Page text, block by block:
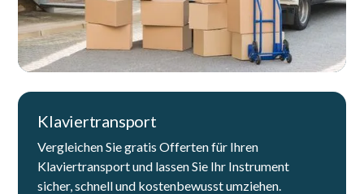
Klaviertransport
Vergleichen Sie gratis Offerten für Ihren
Klaviertransport und lassen Sie Ihr Instrument
sicher, schnell und kostenbewusst umziehen.